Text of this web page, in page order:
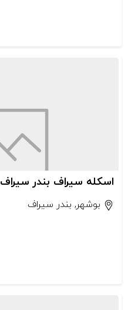
اسکله سیراف بندر سیراف
بوشهر, بندر سیراف